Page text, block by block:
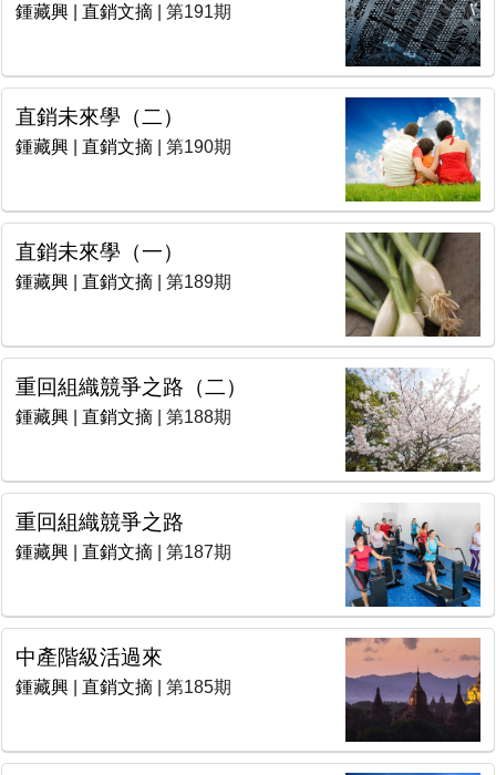
鍾藏興 直銷文摘 | 第191期
直銷未來學（二）
鍾藏興 直銷文摘 | 第190期
直銷未來學（一）
鍾藏興 直銷文摘 | 第189期
重回組織競爭之路（二）
鍾藏興 直銷文摘 | 第188期
重回組織競爭之路
鍾藏興 直銷文摘 | 第187期
中產階級活過來
鍾藏興 直銷文摘 | 第185期